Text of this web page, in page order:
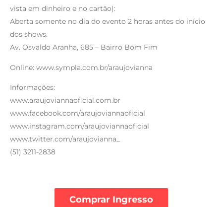
vista em dinheiro e no cartão):
Aberta somente no dia do evento 2 horas antes do início
dos shows.
Av. Osvaldo Aranha, 685 – Bairro Bom Fim
Online: www.sympla.com.br/araujovianna
Informações:
www.araujoviannaoficial.com.br
www.facebook.com/araujoviannaoficial
www.instagram.com/araujoviannaoficial
www.twitter.com/araujovianna_
(51) 3211-2838
Comprar Ingresso